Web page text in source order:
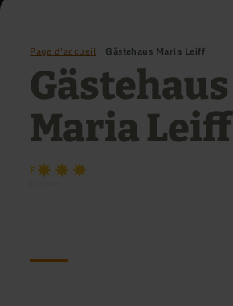
Page d'accueil Gästehaus Maria Leiff
Gästehaus
Maria Leiff
F